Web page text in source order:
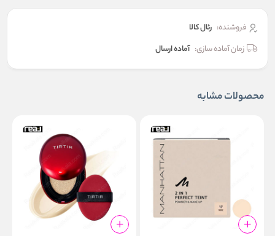
فروشنده: رئال كالا
زمان آماده سازی: آماده ارسال
محصولات مشابه